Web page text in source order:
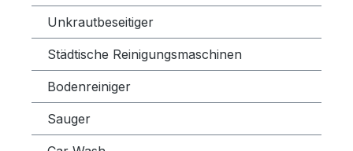
Unkrautbeseitiger
Städtische Reinigungsmaschinen
Bodenreiniger
Sauger